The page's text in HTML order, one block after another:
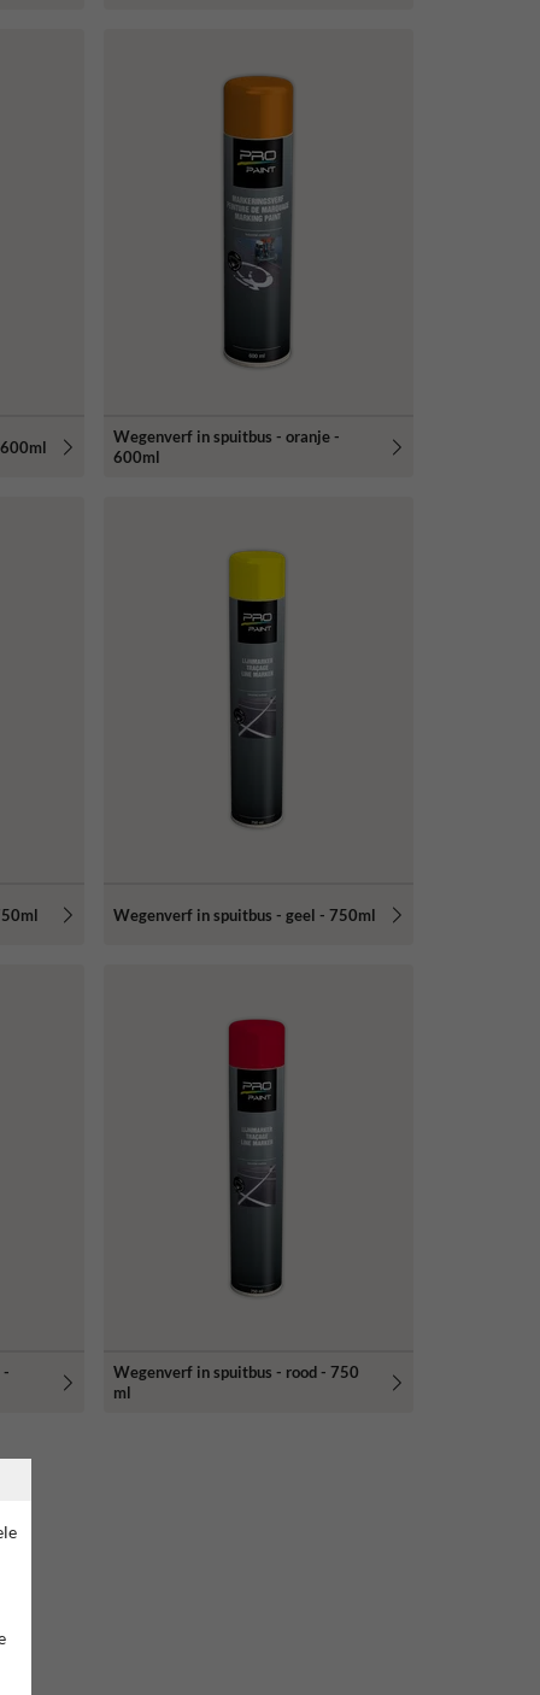
Wegenverf in spuitbus - oranje -
600ml
Wegenverf in spuitbus - geel - 750ml
-
Wegenverf in spuitbus - rood - 750
ml